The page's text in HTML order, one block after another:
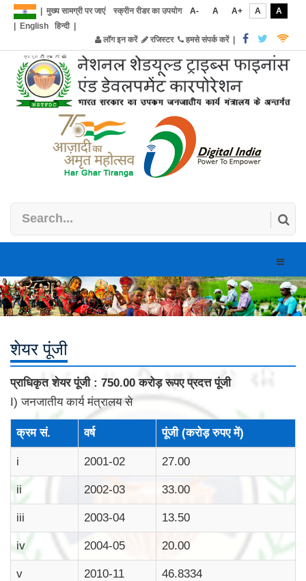
मुख्य सामग्री पर जाएं स्क्रीन रीडर का उपयोग A- A A+ A
A
English हिन्दी|
लॉग इन करें
रजिस्टर हमसे संपर्क करें|
Toggle
शेयर पूंजी
प्राधिकृत शेयर पूंजी : 750.00 करोड़ रूपए प्रदत्त पूंजी
I) जनजातीय कार्य मंत्रालय से
क्रम सं. वर्ष पूंजी (करोड़ रुपए में)
i 2001-02 27.00
ii 2002-03 33.00
iii 2003-04 13.50
iv 2004-05 20.00
v 2010-11 46.8334